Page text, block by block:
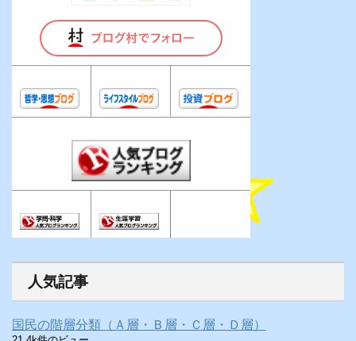
人気記事
国民の階層分類（Ａ層・Ｂ層・Ｃ層・Ｄ層）